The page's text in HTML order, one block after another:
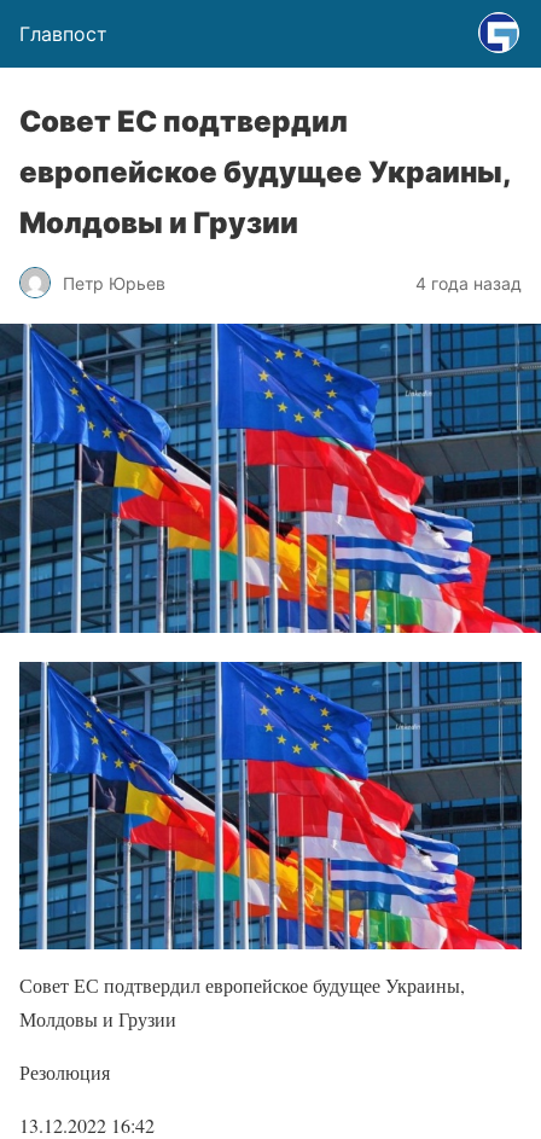
Главпост
Совет ЕС подтвердил
европейское будущее Украины,
Молдовы и Грузии
Петр Юрьев 4 года назад
Совет ЕС подтвердил европейское будущее Украины,
Молдовы и Грузии
Резолюция
13.12.2022 16:42